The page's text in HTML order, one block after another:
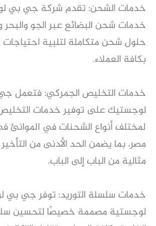
خدمات الشحن: تقدم شركة جي بي
خدمات شحن البضائع عبر الجو والبحر
حلول شحن متكاملة لتلبية
بكافة العملاء.
خدمات التخليص الجمركي: فتعمل
لوجستيك على توفير خدمات
لمختلف أنواع الشحنات في الموانئ
مصر، بما يضمن الحد الأدنى من
مثالية من الباب إلى الباب.
خدمات سلسلة التوريد: توفر جي بي
لوجستية مصممة خصيصًا لتحسين